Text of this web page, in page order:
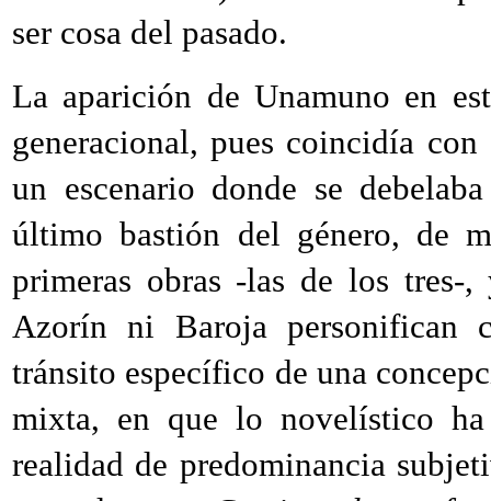
ser cosa del pasado.
La aparición de Unamuno en
generacional, pues coincidía
un escenario donde se
último bastión del género, de
primeras obras -las de los
Azorín ni Baroja personifican
tránsito específico de una
mixta, en que lo novelístico
realidad de predominancia